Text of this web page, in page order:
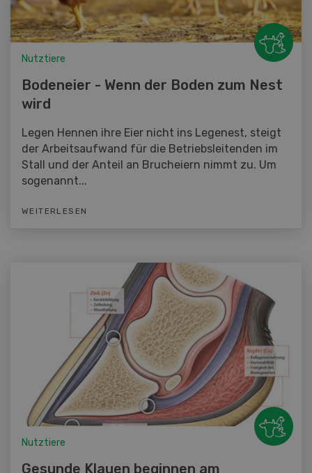
Nutztiere
Bodeneier - Wenn der Boden zum Nest
wird
Legen Hennen ihre Eier nicht ins Legenest, steigt
der Arbeitsaufwand für die Betriebsleitenden im
Stall und der Anteil an Brucheiern nimmt zu. Um
sogenannt...
WEITERLESEN
Nutztiere
Gesunde Klauen beginnen am